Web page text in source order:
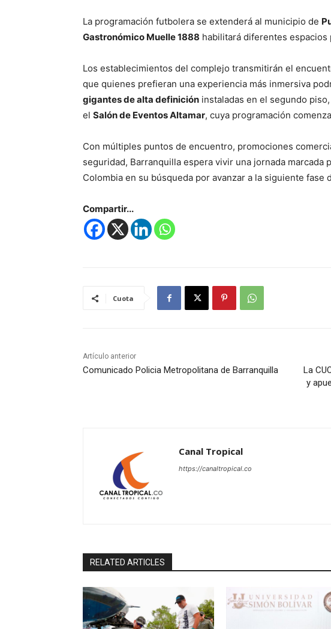
La programación futbolera se extenderá al municipio de
Gastronómico Muelle 1888 habilitará diferentes
Los establecimientos del complejo transmitirán el
que quienes prefieran una experiencia más inmersiva
gigantes de alta definición instaladas en el segundo
el Salón de Eventos Altamar, cuya programación
Con múltiples puntos de encuentro, promociones
seguridad, Barranquilla espera vivir una jornada marcada
Colombia en su búsqueda por avanzar a la siguiente fase
Compartir...
Cuota
Artículo anterior
Comunicado Policia Metropolitana de Barranquilla
La
y
Canal Tropical
https://canaltropical.co
RELATED ARTICLES